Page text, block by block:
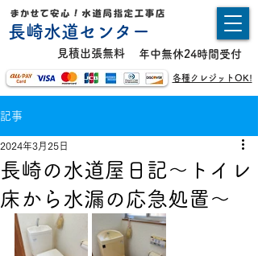
長崎水道センター
​見積出張無料 年中無休24時間受付
各種クレジットOK!
記事
長崎の水道屋日記〜トイレ
床から水漏の応急処置〜
2024年3月25日